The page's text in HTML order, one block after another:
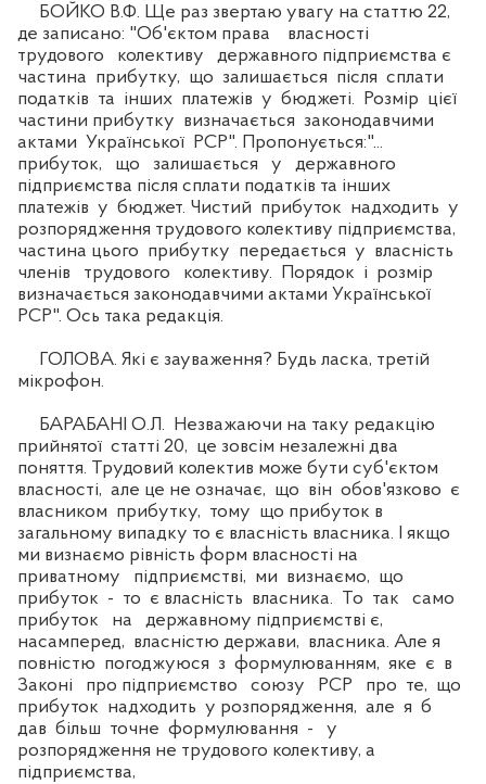
БОЙКО В.Ф. Ще раз звертаю увагу на статтю 22,
де записано: "Об'єктом права власності
трудового колективу державного підприємства є
частина прибутку, що залишається після сплати
податків та інших платежів у бюджеті. Розмір цієї
частини прибутку визначається законодавчими
актами Української РСР". Пропонується:"...
прибуток, що залишається у державного
підприємства після сплати податків та інших
платежів у бюджет. Чистий прибуток надходить у
розпорядження трудового колективу підприємства,
частина цього прибутку передається у власність
членів трудового колективу. Порядок і розмір
визначається законодавчими актами Української
РСР". Ось така редакція.
ГОЛОВА. Які є зауваження? Будь ласка, третій
мікрофон.
БАРАБАНІ О.Л. Незважаючи на таку редакцію
прийнятої статті 20, це зовсім незалежні два
поняття. Трудовий колектив може бути суб'єктом
власності, але це не означає, що він обов'язково є
власником прибутку, тому що прибуток в
загальному випадку то є власність власника. І якщо
ми визнаємо рівність форм власності на
приватному підприємстві, ми визнаємо, що
прибуток - то є власність власника. То так само
прибуток на державному підприємстві є,
насамперед, власністю держави, власника. Але я
повністю погоджуюся з формулюванням, яке є в
Законі про підприємство союзу РСР про те, що
прибуток надходить у розпорядження, але я б
дав більш точне формулювання - у
розпорядження не трудового колективу, а
підприємства,